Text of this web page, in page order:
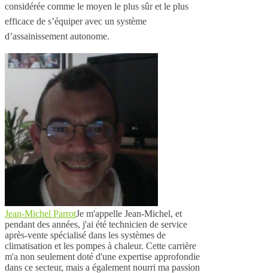
considérée comme le moyen le plus sûr et le plus
efficace de s’équiper avec un système
d’assainissement autonome.
Jean-Michel ParrotJe m'appelle Jean-Michel, et
pendant des années, j'ai été technicien de service
après-vente spécialisé dans les systèmes de
climatisation et les pompes à chaleur. Cette carrière
m'a non seulement doté d'une expertise approfondie
dans ce secteur, mais a également nourri ma passion